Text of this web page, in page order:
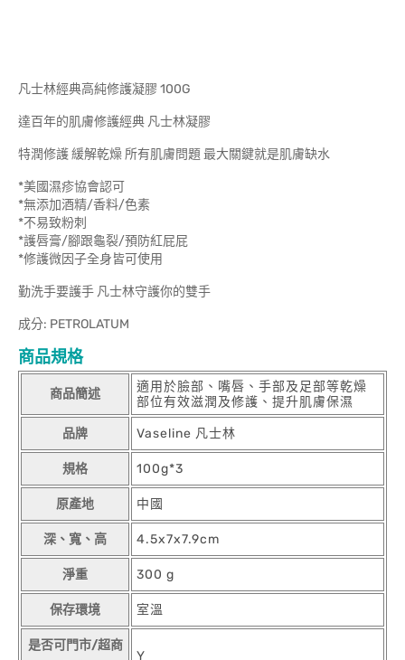
凡士林經典高純修護凝膠 100G
達百年的肌膚修護經典 凡士林凝膠
特潤修護 緩解乾燥 所有肌膚問題 最大關鍵就是肌膚缺水
*美國濕疹協會認可
*無添加酒精/香料/色素
*不易致粉刺
*護唇膏/腳跟龜裂/預防紅屁屁
*修護微因子全身皆可使用
勤洗手要護手 凡士林守護你的雙手
成分: PETROLATUM
商品規格
商品簡述
適用於臉部、嘴唇、手部及足部等乾燥
部位有效滋潤及修護、提升肌膚保濕
品牌 Vaseline 凡士林
規格 100g*3
原產地 中國
深、寬、高 4.5x7x7.9cm
淨重 300 g
保存環境 室溫
是否可門市/超商
Y